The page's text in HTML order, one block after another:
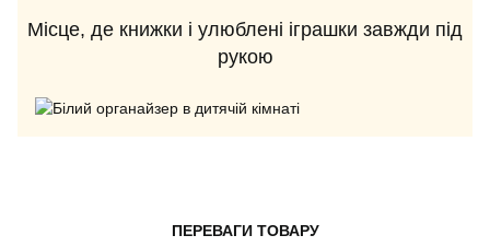
Місце, де книжки і улюблені іграшки завжди під
рукою
ПЕРЕВАГИ ТОВАРУ